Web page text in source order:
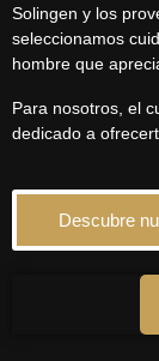
Solingen y los
seleccionamos
hombre que
Para nosotros, el
dedicado a
Descubre